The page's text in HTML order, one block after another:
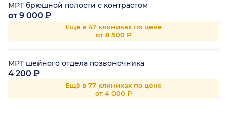
МРТ брюшной полости с контрастом
от 9 000 ₽
Ещё в 47 клиниках по цене
от 8 500 Р
МРТ шейного отдела позвоночника
4 200 ₽
Ещё в 77 клиниках по цене
от 4 000 Р